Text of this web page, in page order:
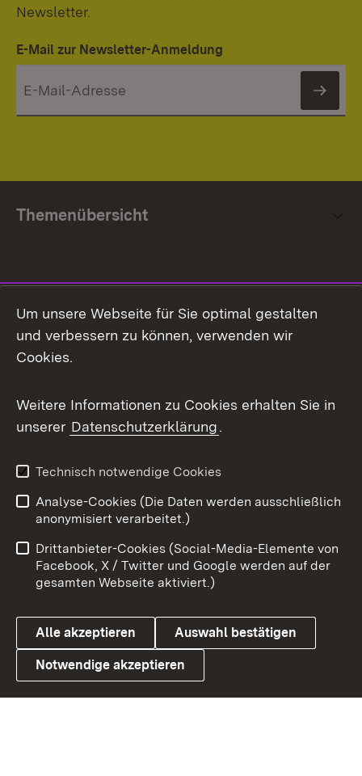
Newsletter.
E-Mail zur Newsletter-Anmeldung
Themenübersicht
Facebook
X / Twitter
Youtube
Link zum Landesportal
Impressum
Kontakt
Barrierefreiheit
Datenschutz
Cookies
Um unsere Webseite für Sie optimal gestalten
und verbessern zu können, verwenden wir
Cookies.
Weitere Informationen zu Cookies erhalten Sie in
unserer Datenschutzerklärung.
Technisch notwendige Cookies
Analyse-Cookies (Die Daten werden ausschließlich
anonymisiert verarbeitet.)
Drittanbieter-Cookies (Social-Media-Elemente von
Facebook, X / Twitter und Google werden auf der
gesamten Webseite aktiviert.)
Alle akzeptieren Auswahl bestätigen
Notwendige akzeptieren